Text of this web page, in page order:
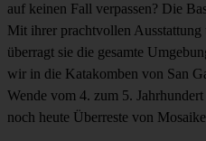
auf keinen Fall verpassen? Die
Mit ihrer prachtvollen Ausstattung
überragt sie die gesamte
wir in die Katakomben von San
Wende vom 4. zum 5.
noch heute Überreste von